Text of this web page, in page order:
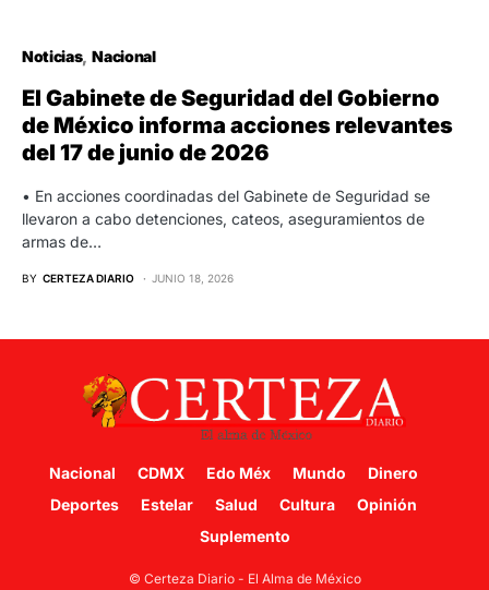
Noticias Nacional
El Gabinete de Seguridad del Gobierno
de México informa acciones relevantes
del 17 de junio de 2026
• En acciones coordinadas del Gabinete de Seguridad se
llevaron a cabo detenciones, cateos, aseguramientos de
armas de…
BY CERTEZA DIARIO JUNIO 18, 2026
Nacional CDMX Edo Méx Mundo
Dinero
Deportes
Estelar Salud Cultura
Opinión
Suplemento
© Certeza Diario - El Alma de México